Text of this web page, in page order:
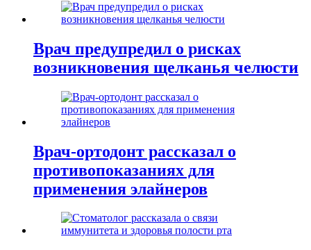
Врач предупредил о рисках
возникновения щелканья челюсти
Врач-ортодонт рассказал о
противопоказаниях для
применения элайнеров